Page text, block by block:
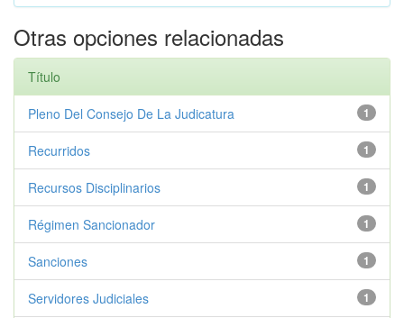
Otras opciones relacionadas
Título
1
Pleno Del Consejo De La Judicatura
1
Recurridos
1
Recursos Disciplinarios
1
Régimen Sancionador
1
Sanciones
1
Servidores Judiciales